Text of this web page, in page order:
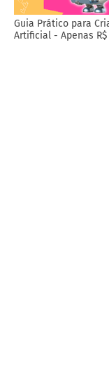
Guia Prático para
Artificial - Apenas R$